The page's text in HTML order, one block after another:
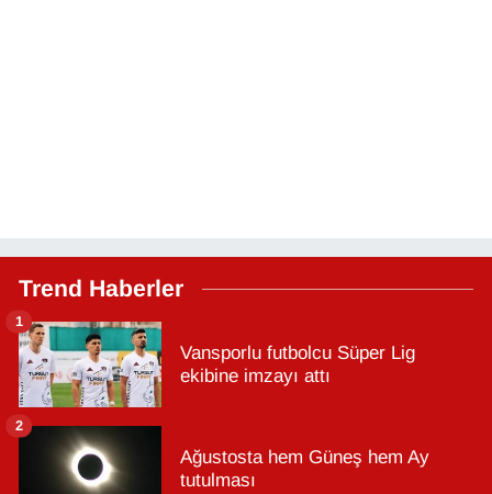
Trend Haberler
Vansporlu futbolcu Süper Lig
ekibine imzayı attı
1
Ağustosta hem Güneş hem Ay
tutulması
2